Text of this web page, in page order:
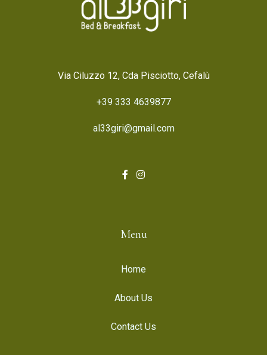
Via Ciluzzo 12, Cda Pisciotto, Cefalù
+39 333 4639877
al33giri@gmail.com
Menu
Home
About Us
Contact Us